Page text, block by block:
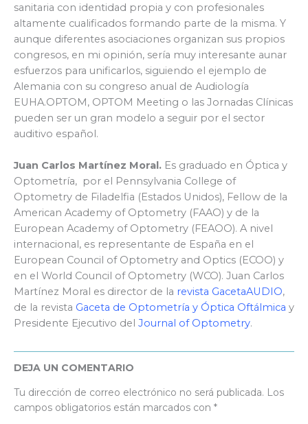
sanitaria con identidad propia y con profesionales
altamente cualificados formando parte de la misma. Y
aunque diferentes asociaciones organizan sus propios
congresos, en mi opinión, sería muy interesante aunar
esfuerzos para unificarlos, siguiendo el ejemplo de
Alemania con su congreso anual de Audiología
EUHA.OPTOM, OPTOM Meeting o las Jornadas Clínicas
pueden ser un gran modelo a seguir por el sector
auditivo español.
Juan Carlos Martínez Moral. Es graduado en Óptica y
Optometría, por el Pennsylvania College of
Optometry de Filadelfia (Estados Unidos), Fellow de la
American Academy of Optometry (FAAO) y de la
European Academy of Optometry (FEAOO). A nivel
internacional, es representante de España en el
European Council of Optometry and Optics (ECOO) y
en el World Council of Optometry (WCO). Juan Carlos
Martínez Moral es director de la revista GacetaAUDIO,
de la revista Gaceta de Optometría y Óptica Oftálmica y
Presidente Ejecutivo del Journal of Optometry.
DEJA UN COMENTARIO
Tu dirección de correo electrónico no será publicada. Los
campos obligatorios están marcados con *